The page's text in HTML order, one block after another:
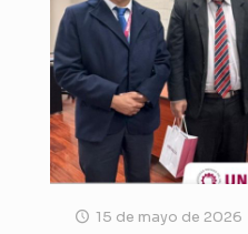
15 de mayo de 2026